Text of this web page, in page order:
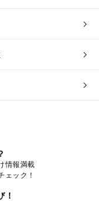
情報満載
ェック！
！